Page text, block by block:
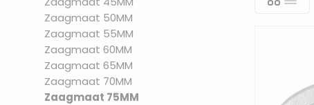
Zaagmaat 50MM
Zaagmaat 55MM
Zaagmaat 60MM
Zaagmaat 65MM
Zaagmaat 70MM
Zaagmaat 75MM